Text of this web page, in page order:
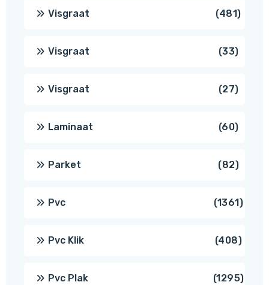
Visgraat 481481
Visgraat 3333
Visgraat 2727
Laminaat 6060
Parket 8282
Pvc 13611361
Pvc Klik 408408
Pvc Plak 12951295